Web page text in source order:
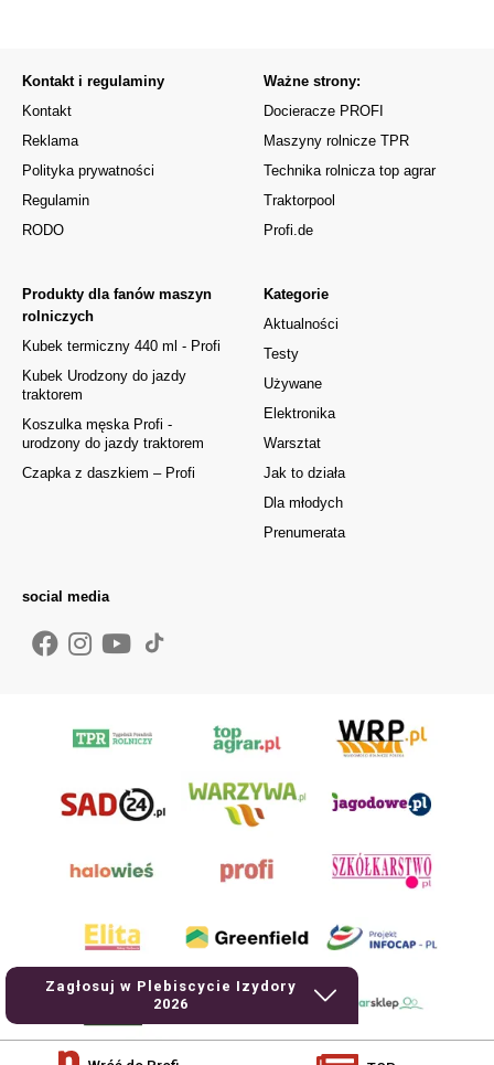
Zagłosuj w Plebiscycie Izydory
2026
Kontakt i regulaminy
Kontakt
Reklama
Polityka prywatności
Regulamin
RODO
Kategorie
Aktualności
Testy
Używane
Elektronika
Warsztat
Jak to działa
Dla młodych
Prenumerata
Produkty dla fanów maszyn
rolniczych
Kubek termiczny 440 ml - Profi
Kubek Urodzony do jazdy
traktorem
Koszulka męska Profi -
urodzony do jazdy traktorem
Czapka z daszkiem – Profi
Ważne strony:
Docieracze PROFI
Maszyny rolnicze TPR
Technika rolnicza top agrar
Traktorpool
Profi.de
social media